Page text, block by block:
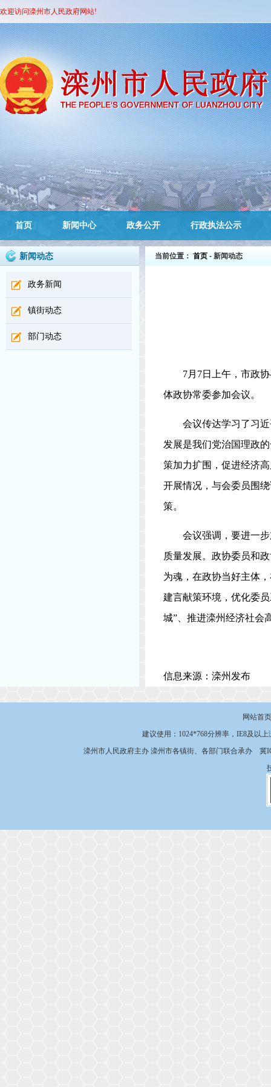
欢迎访问滦州市人民政府网站!
首页 新闻中心 政务公开 行政执法公示
新闻动态
政务新闻
镇街动态
部门动态
当前位置： 首页 - 新闻动态
7月7日上午，市政
体政协常委参加会议。
会议传达学习了习
发展是我们党治国理政
策加力扩围，促进经济
开展情况，与会委员围
策。
会议强调，要进一
质量发展。政协委员和
为魂，在政协当好主体
建言献策环境，优化委
城”、推进滦州经济社会
信息来源：滦州发布
网站首页
建议使用：1024*768分辨率，IE8及以
滦州市人民政府主办 滦州市各镇街、各部门联合承办 冀